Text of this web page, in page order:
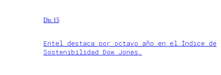
Dic 15
Entel destaca por octavo año en el Índice de
Sostenibilidad Dow Jones.